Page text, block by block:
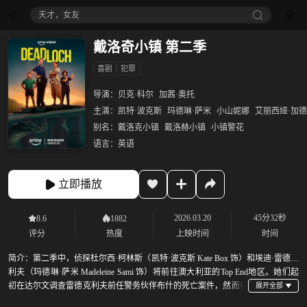
天才，女友
戴洛奇小镇 第二季
喜剧 犯罪
导演： 贝克·科尔 加茜·奥托
主演： 凯特·波克斯 玛德琳·萨米 小山妮娜
艾丽西娅·加
别名： 戴洛克小镇 戴洛赫小镇 小镇警花
语言： 英语
立即播放
8.6
评分
1882
热度
2026.03.20
上映时间
45分32秒
时间
简介：第二季中，侦探杜尔西·柯林斯（凯特·波克斯 Kate Box 饰）和埃迪·雷德克
利夫（玛德琳·萨米 Madeleine Sami 饰）将前往澳大利亚的Top End地区。她们起
初在达尔文调查雷德克利夫前任警务伙伴布什的死亡案件，然而在